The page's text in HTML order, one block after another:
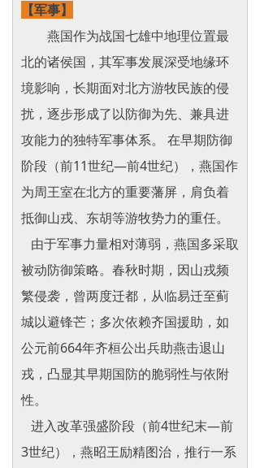
【军事】
燕国作为战国七雄中地理位置最
北的诸侯国，其军事发展深受地缘环
境影响，长期面对北方游牧民族的侵
扰，逐步形成了以防御为先、兼具进
攻能力的独特军事体系。 在早期防御
阶段（前11世纪—前4世纪），燕国作
为周王室在北方的重要藩屏，肩负着
抵御山戎、东胡等游牧势力的重任。
由于军事力量相对薄弱，燕国多采取
被动防御策略。春秋时期，因山戎频
繁侵袭，曾两度迁都，从临易迁至蓟
城以避锋芒；多次依赖齐国援助，如
公元前664年齐桓公出兵助燕击退山
戎，凸显其早期国防的脆弱性与依附
性。
进入改革强盛阶段（前4世纪末—前
3世纪），燕昭王励精图治，推行一系